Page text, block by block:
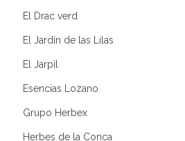
El Drac verd
El Jardín de las Lilas
El Jarpil
Esencias Lozano
Grupo Herbex
Herbes de la Conca